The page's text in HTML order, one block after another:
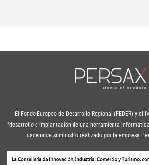
El Fondo Europeo de Desarrollo Regional (FEDER) y el
"desarrollo e implantación de una herramienta
cadena de suministro realizado por la empresa